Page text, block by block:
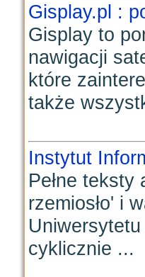
Gisplay.pl :
Gisplay to
nawigacji
które
także
Instytut
Pełne
rzemiosło' i
cyklicznie ...